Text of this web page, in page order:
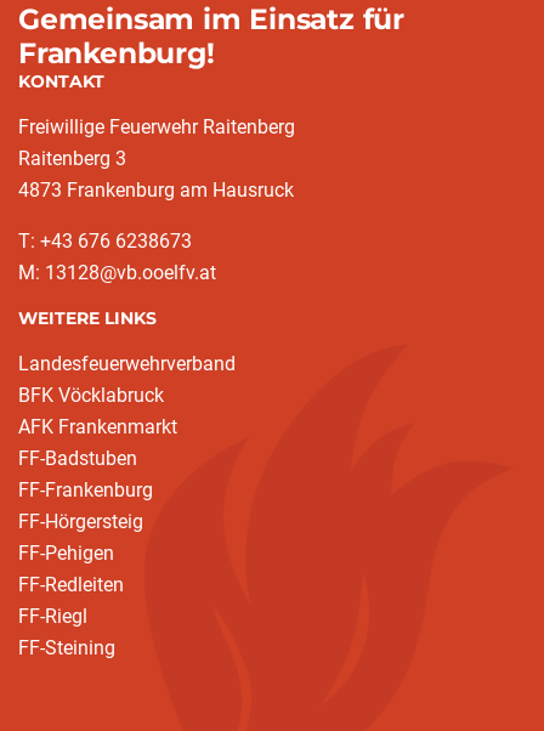
Gemeinsam im Einsatz für
Frankenburg!
KONTAKT
Freiwillige Feuerwehr Raitenberg
Raitenberg 3
4873 Frankenburg am Hausruck
T: +43 676 6238673
M: 13128@vb.ooelfv.at
WEITERE LINKS
Landesfeuerwehrverband
BFK Vöcklabruck
AFK Frankenmarkt
FF-Badstuben
FF-Frankenburg
FF-Hörgersteig
FF-Pehigen
FF-Redleiten
FF-Riegl
FF-Steining